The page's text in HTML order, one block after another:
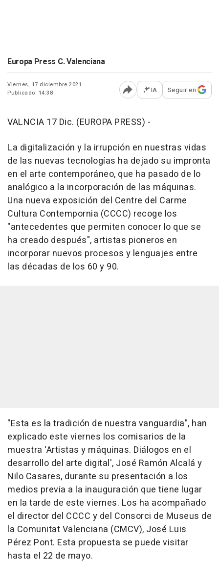
Europa Press C. Valenciana
Viernes, 17 diciembre 2021
Publicado: 14:38
Abrir opciones para
IA Seguir en
VALNCIA 17 Dic. (EUROPA PRESS) -
La digitalización y la irrupción en nuestras vidas
de las nuevas tecnologías ha dejado su impronta
en el arte contemporáneo, que ha pasado de lo
analógico a la incorporación de las máquinas.
Una nueva exposición del Centre del Carme
Cultura Contempornia (CCCC) recoge los
"antecedentes que permiten conocer lo que se
ha creado después", artistas pioneros en
incorporar nuevos procesos y lenguajes entre
las décadas de los 60 y 90.
"Esta es la tradición de nuestra vanguardia", han
explicado este viernes los comisarios de la
muestra 'Artistas y máquinas. Diálogos en el
desarrollo del arte digital', José Ramón Alcalá y
Nilo Casares, durante su presentación a los
medios previa a la inauguración que tiene lugar
en la tarde de este viernes. Los ha acompañado
el director del CCCC y del Consorci de Museus de
la Comunitat Valenciana (CMCV), José Luis
Pérez Pont. Esta propuesta se puede visitar
hasta el 22 de mayo.